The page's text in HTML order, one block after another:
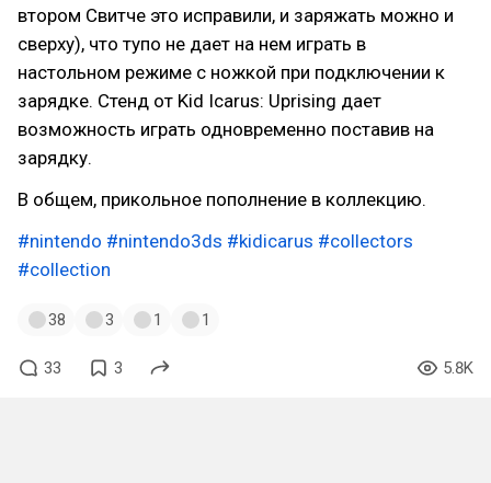
втором Свитче это исправили, и заряжать можно и
сверху), что тупо не дает на нем играть в
настольном режиме с ножкой при подключении к
зарядке. Стенд от Kid Icarus: Uprising дает
возможность играть одновременно поставив на
зарядку.
В общем, прикольное пополнение в коллекцию.
#nintendo #nintendo3ds #kidicarus #collectors
#collection
38 3 1 1
33 3 5.8K